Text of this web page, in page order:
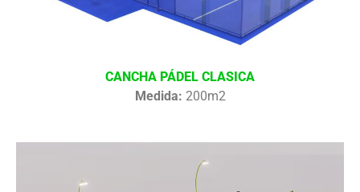
CANCHA PÁDEL CLASICA
Medida: 200m2